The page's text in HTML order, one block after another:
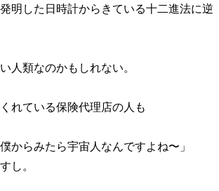
明した日時計からきている十二進法に逆
人類なのかもしれない。
れている保険代理店の人も
からみたら宇宙人なんですよね〜」
し。